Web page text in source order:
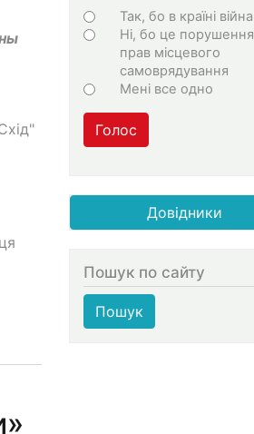
Choices
Так, бо в країні війна
Ні, бо це порушення
прав місцевого
самоврядування
Мені все одно
Голос
Довідники
Пошук по сайту
Пошук